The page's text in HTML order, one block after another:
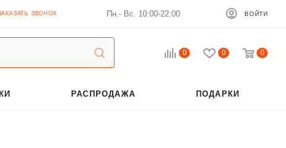
ЗВОНОК Пн.- Вс. 10:00-22:00 ВОЙТИ
0 0 0
РАСПРОДАЖА ПОДАРКИ